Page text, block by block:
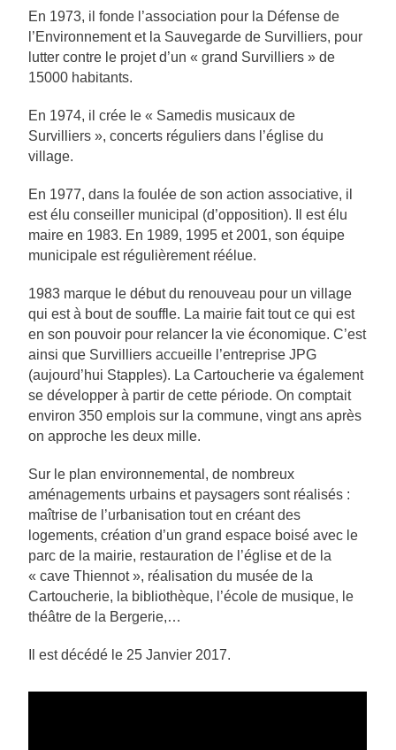
En 1973, il fonde l’association pour la Défense de
l’Environnement et la Sauvegarde de Survilliers, pour
lutter contre le projet d’un « grand Survilliers » de
15000 habitants.
En 1974, il crée le « Samedis musicaux de
Survilliers », concerts réguliers dans l’église du
village.
En 1977, dans la foulée de son action associative, il
est élu conseiller municipal (d’opposition). Il est élu
maire en 1983. En 1989, 1995 et 2001, son équipe
municipale est régulièrement réélue.
1983 marque le début du renouveau pour un village
qui est à bout de souffle. La mairie fait tout ce qui est
en son pouvoir pour relancer la vie économique. C’est
ainsi que Survilliers accueille l’entreprise JPG
(aujourd’hui Stapples). La Cartoucherie va également
se développer à partir de cette période. On comptait
environ 350 emplois sur la commune, vingt ans après
on approche les deux mille.
Sur le plan environnemental, de nombreux
aménagements urbains et paysagers sont réalisés :
maîtrise de l’urbanisation tout en créant des
logements, création d’un grand espace boisé avec le
parc de la mairie, restauration de l’église et de la
« cave Thiennot », réalisation du musée de la
Cartoucherie, la bibliothèque, l’école de musique, le
théâtre de la Bergerie,…
Il est décédé le 25 Janvier 2017.